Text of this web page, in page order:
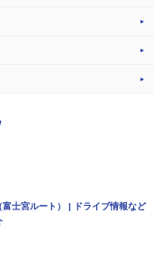
士宮ルート） | ドライブ情報など